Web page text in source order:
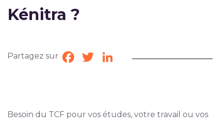
Kénitra ?
Partagez sur Facebook
TwitterLinkedIn
Besoin du TCF pour vos études, votre travail ou vos